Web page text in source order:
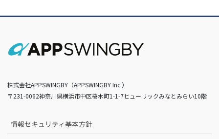
株式会社APPSWINGBY（APPSWINGBY Inc.）
〒231-0062神奈川県横浜市中区桜木町1-1-7ヒューリックみなとみらい10階
情報セキュリティ基本方針